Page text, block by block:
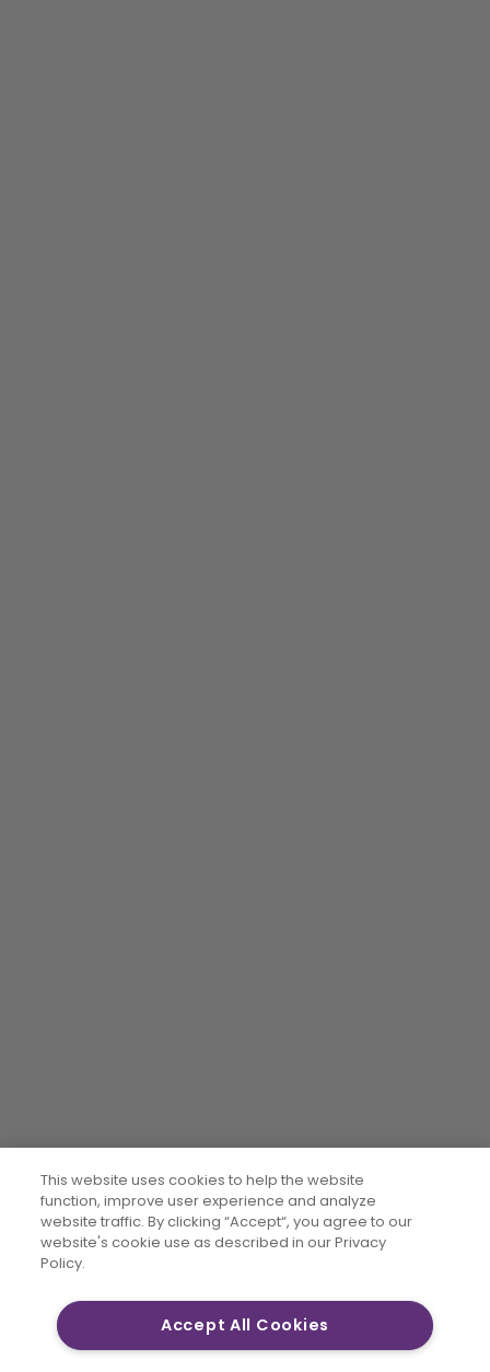
This website uses cookies to help the website
function, improve user experience and analyze
website traffic. By clicking “Accept“, you agree to our
website's cookie use as described in our Privacy
Policy.
Accept All Cookies